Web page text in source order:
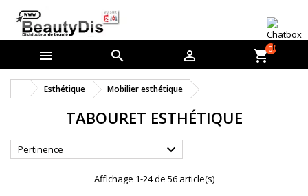
   shopping_cart0
Esthétique Mobilier esthétique
TABOURET ESTHÉTIQUE
Pertinence 
Affichage 1-24 de 56 article(s)